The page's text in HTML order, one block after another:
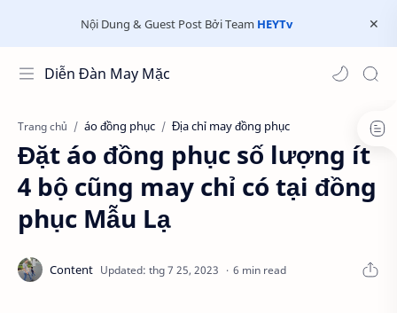
Nội Dung & Guest Post Bởi Team HEYTv
Diễn Đàn May Mặc
Trang chủ áo đồng phục Địa chỉ may đồng phục
Đặt áo đồng phục số lượng ít
4 bộ cũng may chỉ có tại đồng
phục Mẫu Lạ
6 min read